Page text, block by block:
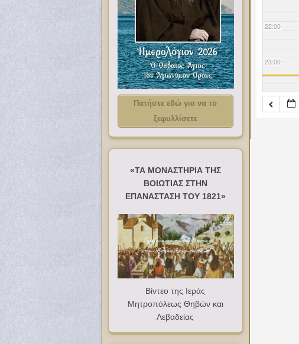
22:00
23:00
Πατήστε εδώ για να το
ξεφυλλίσετε
«ΤΑ ΜΟΝΑΣΤΗΡΙΑ ΤΗΣ
ΒΟΙΩΤΙΑΣ ΣΤΗΝ
ΕΠΑΝΑΣΤΑΣΗ ΤΟΥ 1821»
Βίντεο της Ιεράς
Μητροπόλεως Θηβών και
Λεβαδείας